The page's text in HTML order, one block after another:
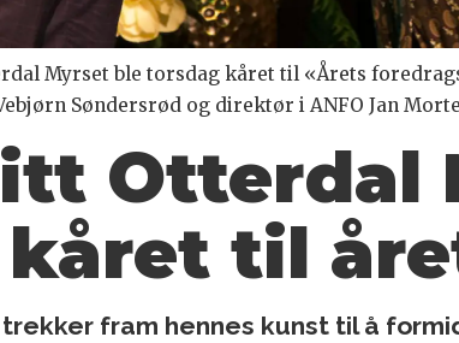
Myrset ble torsdag kåret til «Årets
Søndersrød og direktør i ANFO Jan
Otterdal
til
fram hennes kunst til å